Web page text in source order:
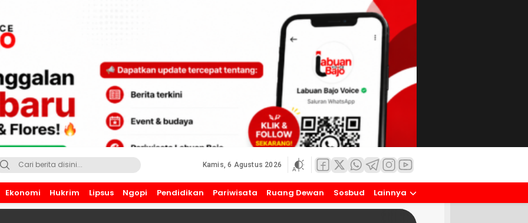
Kamis, 6 Agustus 2026
Ekonomi Hukrim Lipsus Ngopi Pendidikan Pariwisata Ruang Dewan Sosbud Lainnya